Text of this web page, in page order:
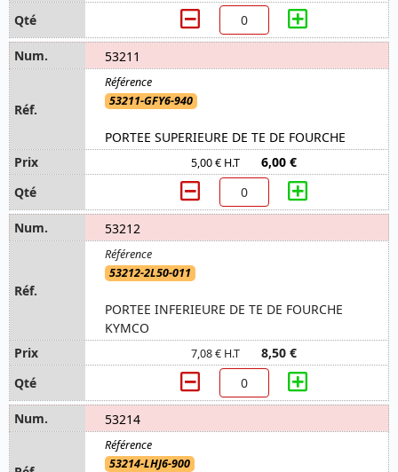
53211
53211-GFY6-940
PORTEE SUPERIEURE DE TE DE FOURCHE
5,00 € H.T 6,00 €
53212
53212-2L50-011
PORTEE INFERIEURE DE TE DE FOURCHE
KYMCO
7,08 € H.T 8,50 €
53214
53214-LHJ6-900